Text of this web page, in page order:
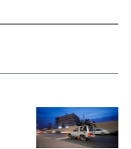
calcio 2026